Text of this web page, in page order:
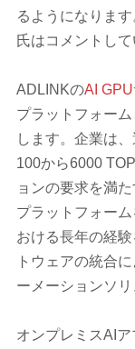
るようになりま
氏はコメントして
ADLINKのAI
プラットフォー
します。企業は
100から6000
ョンの要求を満
プラットフォー
おける長年の経
トウェアの統合
ーメーションソ
オンプレミスAI